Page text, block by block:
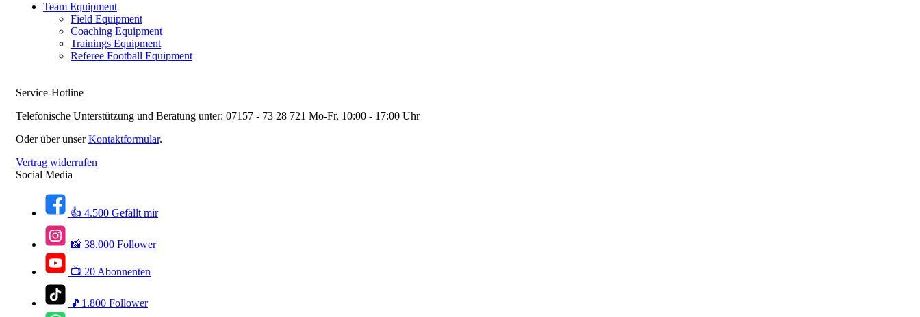
Team Equipment
Field Equipment
Coaching Equipment
Trainings Equipment
Referee Football Equipment
Service-Hotline
Telefonische Unterstützung und Beratung unter: 07157 - 73 28 721 Mo-Fr, 10:00 - 17:00 Uhr
Oder über unserKontaktformular.
Vertrag widerrufen
Social Media
👍 4.500 Gefällt mir
📸 38.000 Follower
📺 20 Abonnenten
🎵1.800 Follower